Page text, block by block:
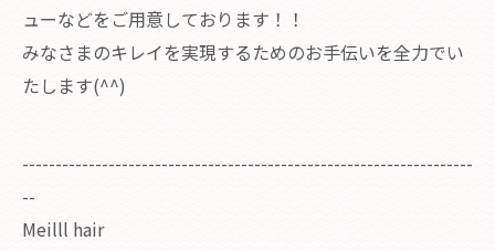
ューなどをご用意しております！！
みなさまのキレイを実現するためのお手伝いを全力でい
たします(^^)
--------------------------------------------------------------------
--
Meilll hair